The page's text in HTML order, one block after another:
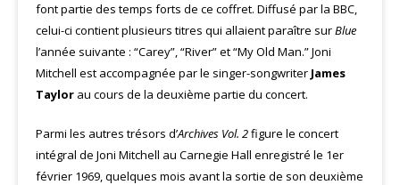
font partie des temps forts de ce coffret. Diffusé par la BBC,
celui-ci contient plusieurs titres qui allaient paraître surBlue
l’année suivante : “Carey”, “River” et “My Old Man.” Joni
Mitchell est accompagnée par le singer-songwriter James
Taylor au cours de la deuxième partie du concert.
Parmi les autres trésors d’Archives Vol. 2figure le concert
intégral de Joni Mitchell au Carnegie Hall enregistré le 1er
février 1969, quelques mois avant la sortie de son deuxième